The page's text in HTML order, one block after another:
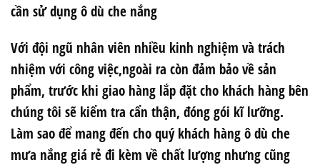
cần sử dụng ô dù che nắng
Với đội ngũ nhân viên nhiều kinh nghiệm và trách
nhiệm với công việc,ngoài ra còn đảm bảo về sản
phẩm, trước khi giao hàng lắp đặt cho khách hàng bên
chúng tôi sẽ kiểm tra cẩn thận, đóng gói kĩ lưỡng.
Làm sao để mang đến cho quý khách hàng ô dù che
mưa nắng giá rẻ đi kèm về chất lượng nhưng cũng